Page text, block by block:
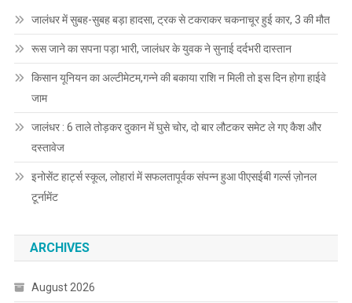
जालंधर में सुबह-सुबह बड़ा हादसा, ट्रक से टकराकर चकनाचूर हुई कार, 3 की मौत
रूस जाने का सपना पड़ा भारी, जालंधर के युवक ने सुनाई दर्दभरी दास्तान
किसान यूनियन का अल्टीमेटम,गन्ने की बकाया राशि न मिली तो इस दिन होगा हाईवे
जाम
जालंधर : 6 ताले तोड़कर दुकान में घुसे चोर, दो बार लौटकर समेट ले गए कैश और
दस्तावेज
इनोसेंट हार्ट्स स्कूल, लोहारां में सफलतापूर्वक संपन्न हुआ पीएसईबी गर्ल्स ज़ोनल
टूर्नामेंट
ARCHIVES
August 2026